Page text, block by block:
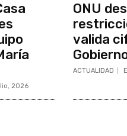
2026
ONU
valida
ACTUALIDAD